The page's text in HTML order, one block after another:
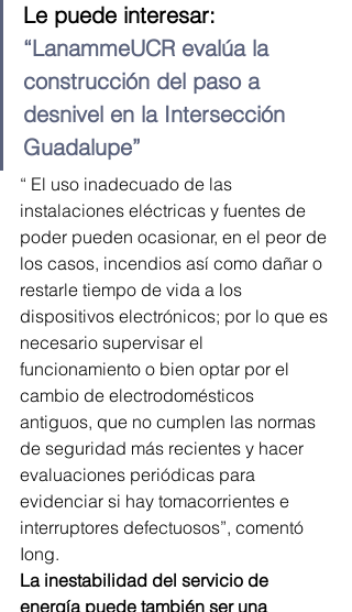
Le puede interesar:
“LanammeUCR evalúa la
construcción del paso a
desnivel en la Intersección
Guadalupe”
“ El uso inadecuado de las
instalaciones eléctricas y fuentes de
poder pueden ocasionar, en el peor de
los casos, incendios así como dañar o
restarle tiempo de vida a los
dispositivos electrónicos; por lo que es
necesario supervisar el
funcionamiento o bien optar por el
cambio de electrodomésticos
antiguos, que no cumplen las normas
de seguridad más recientes y hacer
evaluaciones periódicas para
evidenciar si hay tomacorrientes e
interruptores defectuosos”, comentó
Iong.
La inestabilidad del servicio de
energía puede también ser una